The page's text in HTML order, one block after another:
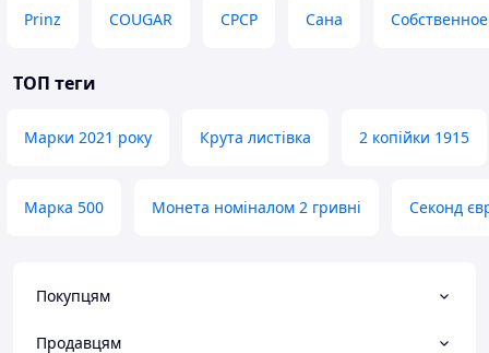
Prinz COUGAR СРСР Сана
ТОП теги
Марки 2021 року Крута листівка 2 копійки 1915
Марка 500 Монета номіналом 2 гривні Секонд
Покупцям
Продавцям